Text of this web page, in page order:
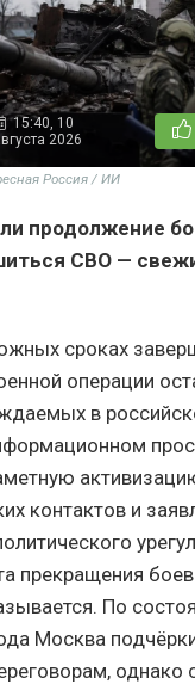
15:40, 10
2026
Россия / ИИ
продолжение
СВО —
сроках
операции
в
контактов и
прекращения
По
Москва
однако